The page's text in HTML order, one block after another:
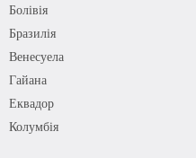
Болівія
Бразилія
Венесуела
Гайана
Еквадор
Колумбія